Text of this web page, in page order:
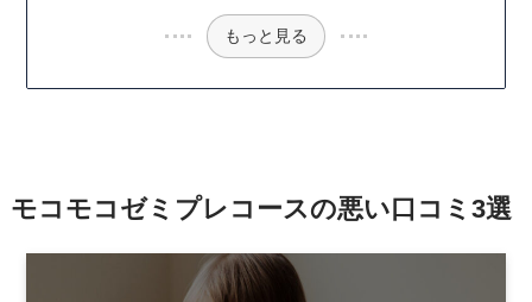
もっと見る
モコモコゼミプレコースの悪い口コミ3選